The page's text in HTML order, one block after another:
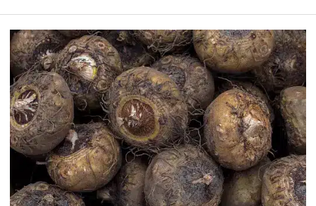
Le
konjac